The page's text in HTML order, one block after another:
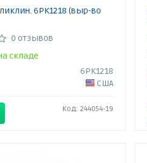
6PK1218 (выр-во
0 отзывов
складе
6PK1218
США
Код: 244054-19